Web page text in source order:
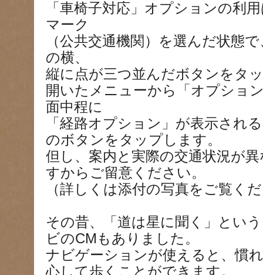
「車椅子対応」オプションの利
マーク
（公共交通機関）を選んだ状態
の横、
縦に点が三つ並んだボタンをタ
開いたメニューから「オプショ
面中程に
「経路オプション」が表示され
のボタンをタップします。
但し、案内と実際の交通状況が
すからご留意ください。
（詳しくは添付の写真をご覧く
その昔、「道は星に聞く」とい
ビのCMもありました。
ナビゲーションが使えると、慣
心して歩くことができます。